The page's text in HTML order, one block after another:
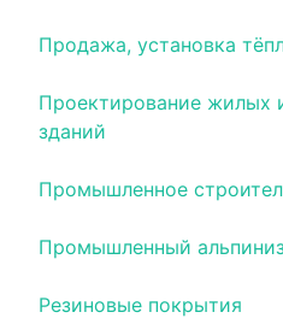
Продажа, установка
Проектирование жилых
зданий
Промышленное
Промышленный
Резиновые покрытия